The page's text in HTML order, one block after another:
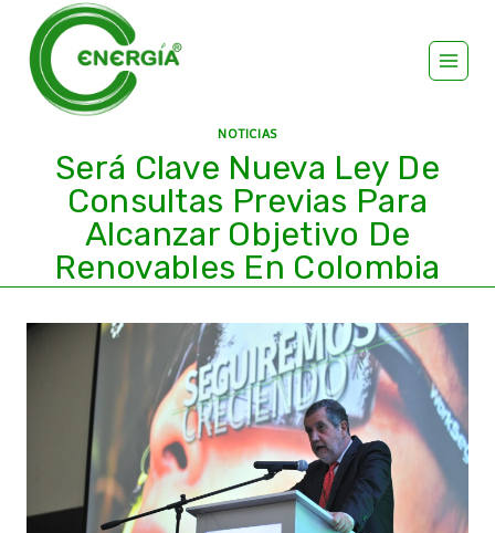
NOTICIAS
Será Clave Nueva Ley De
Consultas Previas Para
Alcanzar Objetivo De
Renovables En Colombia